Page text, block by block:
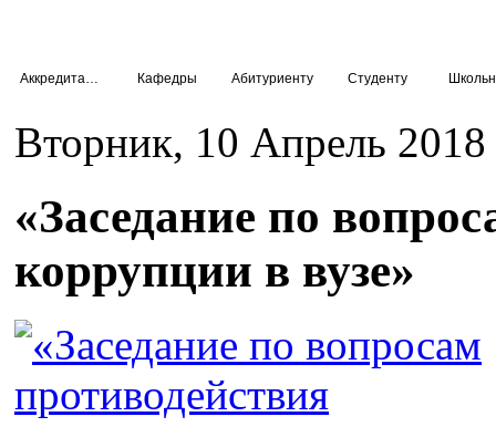
Кафедры Абитуриенту Студенту
Вторник, 10 Апрель
«Заседание по
коррупции в вузе»